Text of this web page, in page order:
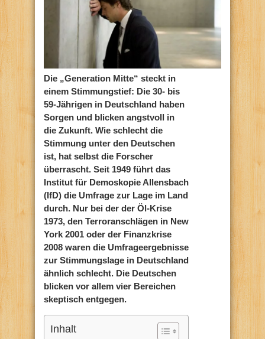
Die „Generation Mitte“ steckt in
einem Stimmungstief: Die 30- bis
59-Jährigen in Deutschland haben
Sorgen und blicken angstvoll in
die Zukunft. Wie schlecht die
Stimmung unter den Deutschen
ist, hat selbst die Forscher
überrascht. Seit 1949 führt das
Institut für Demoskopie Allensbach
(IfD) die Umfrage zur Lage im Land
durch. Nur bei der der Öl-Krise
1973, den Terroranschlägen in New
York 2001 oder der Finanzkrise
2008 waren die Umfrageergebnisse
zur Stimmungslage in Deutschland
ähnlich schlecht. Die Deutschen
blicken vor allem vier Bereichen
skeptisch entgegen.
Inhalt